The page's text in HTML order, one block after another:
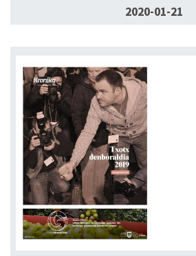
2020-01-21